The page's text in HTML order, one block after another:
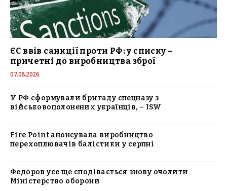
ЄС ввів санкції проти РФ: у списку –
причетні до виробництва зброї
07.08.2026
У РФ сформували бригаду спецназу з
військовополонених українців, – ISW
Fire Point анонсувала виробництво
перехоплювачів балістики у серпні
Федоров усе ще сподівається знову очолити
Міністерство оборони